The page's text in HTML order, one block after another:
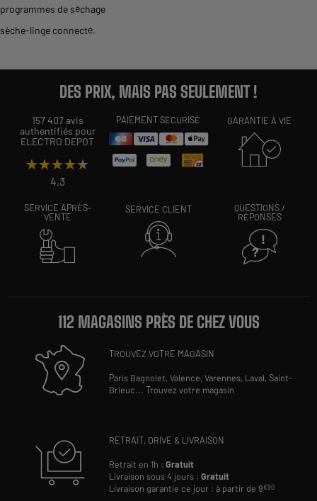
programmes de séchage
sèche-linge connecté.
DES PRIX, MAIS PAS SEULEMENT !
157 407 avis
authentifiés pour
ELECTRO DEPOT
★★★★★
★★★★★
4,3
PAIEMENT SÉCURISÉ GARANTIE À VIE
SERVICE APRÈS-
VENTE
SERVICE CLIENT
QUESTIONS /
RÉPONSES
112 MAGASINS PRÈS DE CHEZ VOUS
TROUVEZ VOTRE MAGASIN
Paris Bagnolet,Valence,Varennes, Laval,Saint-
Brieuc...Trouvez votre magasin
RETRAIT, DRIVE & LIVRAISON
Retrait en 1h :Gratuit
Livraison sous 4 jours :Gratuit
Livraison garantie ce jour : à partir de 9€90